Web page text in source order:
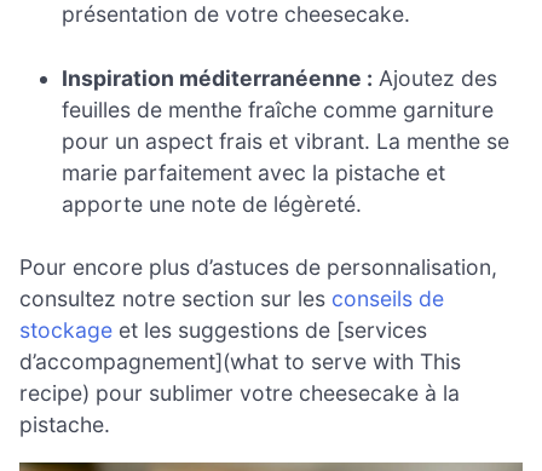
présentation de votre cheesecake.
Inspiration méditerranéenne : Ajoutez des
feuilles de menthe fraîche comme garniture
pour un aspect frais et vibrant. La menthe se
marie parfaitement avec la pistache et
apporte une note de légèreté.
Pour encore plus d’astuces de personnalisation,
consultez notre section sur les conseils de
stockage et les suggestions de [services
d’accompagnement](what to serve with This
recipe) pour sublimer votre cheesecake à la
pistache.